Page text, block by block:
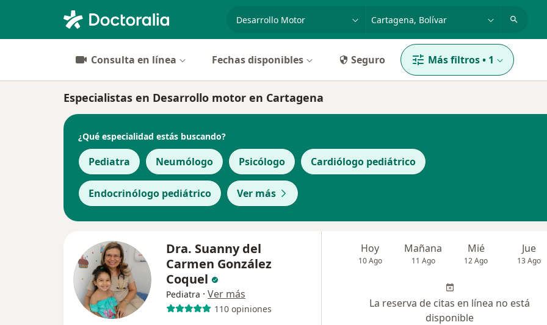
Consulta en línea Fechas disponibles Seguro Más filtros• 1
Especialistas en Desarrollo motor en Cartagena
¿Qué especialidad estás buscando?
Pediatra Neumólogo Psicólogo Cardiólogo pediátrico
Endocrinólogo pediátrico Ver más
Dra. Suanny del
Carmen González
Coquel
Pediatra · Ver más
110 opiniones
Hoy
10 Ago
Mañana
11 Ago
Mié
12 Ago
Jue
13 Ago
La reserva de citas en línea no está
disponible